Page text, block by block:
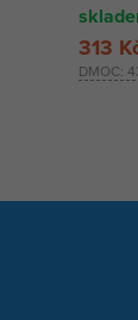
DMOC:
313